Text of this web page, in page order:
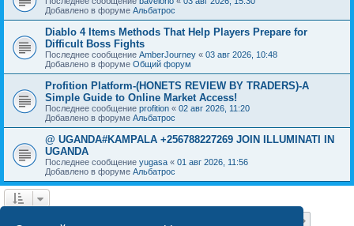
Добавлено в форуме Альбатрос
Diablo 4 Items Methods That Help Players Prepare for
Difficult Boss Fights
Последнее сообщение AmberJourney « 03 авг 2026, 10:48
Добавлено в форуме Общий форум
Profition Platform-(HONETS REVIEW BY TRADERS)-A
Simple Guide to Online Market Access!
Последнее сообщение profition « 02 авг 2026, 11:20
Добавлено в форуме Альбатрос
@ UGANDA#KAMPALA +256788227269 JOIN ILLUMINATI IN
UGANDA
Последнее сообщение yugasa « 01 авг 2026, 11:56
Добавлено в форуме Альбатрос